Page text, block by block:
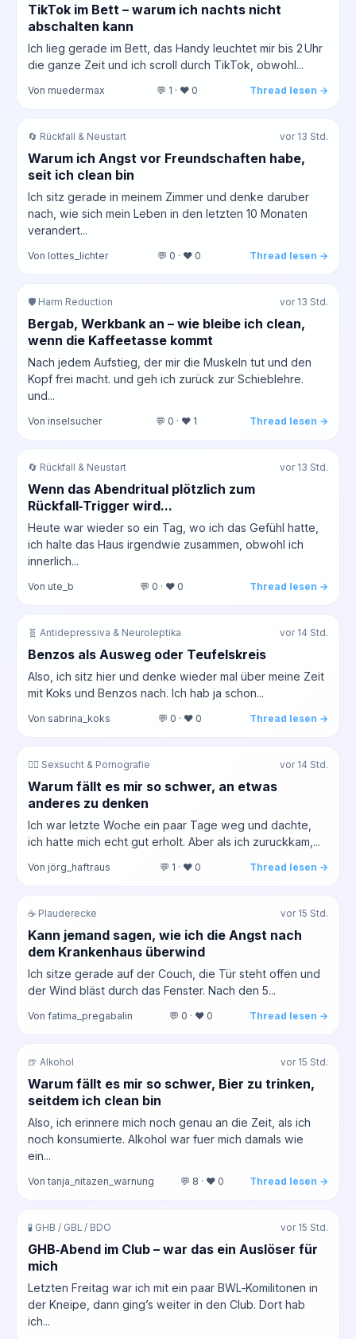
TikTok im Bett – warum ich nachts nicht
abschalten kann
Ich lieg gerade im Bett, das Handy leuchtet mir bis 2 Uhr
die ganze Zeit und ich scroll durch TikTok, obwohl...
Von muedermax 💬 1 · ❤️ 0 Thread lesen →
🔄 Rückfall & Neustart vor 13 Std.
Warum ich Angst vor Freundschaften habe,
seit ich clean bin
Ich sitz gerade in meinem Zimmer und denke daruber
nach, wie sich mein Leben in den letzten 10 Monaten
verandert...
Von lottes_lichter 💬 0 · ❤️ 0 Thread lesen →
🛡️ Harm Reduction vor 13 Std.
Bergab, Werkbank an – wie bleibe ich clean,
wenn die Kaffeetasse kommt
Nach jedem Aufstieg, der mir die Muskeln tut und den
Kopf frei macht. und geh ich zurück zur Schieblehre.
und...
Von inselsucher 💬 0 · ❤️ 1 Thread lesen →
🔄 Rückfall & Neustart vor 13 Std.
Wenn das Abendritual plötzlich zum
Rückfall‑Trigger wird...
Heute war wieder so ein Tag, wo ich das Gefühl hatte,
ich halte das Haus irgendwie zusammen, obwohl ich
innerlich...
Von ute_b 💬 0 · ❤️ 0 Thread lesen →
🧬 Antidepressiva & Neuroleptika vor 14 Std.
Benzos als Ausweg oder Teufelskreis
Also, ich sitz hier und denke wieder mal über meine Zeit
mit Koks und Benzos nach. Ich hab ja schon...
Von sabrina_koks 💬 0 · ❤️ 0 Thread lesen →
❤️‍🔥 Sexsucht & Pornografie vor 14 Std.
Warum fällt es mir so schwer, an etwas
anderes zu denken
Ich war letzte Woche ein paar Tage weg und dachte,
ich hatte mich echt gut erholt. Aber als ich zuruckkam,...
Von jörg_haftraus 💬 1 · ❤️ 0 Thread lesen →
☕ Plauderecke vor 15 Std.
Kann jemand sagen, wie ich die Angst nach
dem Krankenhaus überwind
Ich sitze gerade auf der Couch, die Tür steht offen und
der Wind bläst durch das Fenster. Nach den 5...
Von fatima_pregabalin 💬 0 · ❤️ 0 Thread lesen →
🍺 Alkohol vor 15 Std.
Warum fällt es mir so schwer, Bier zu trinken,
seitdem ich clean bin
Also, ich erinnere mich noch genau an die Zeit, als ich
noch konsumierte. Alkohol war fuer mich damals wie
ein...
Von tanja_nitazen_warnung 💬 8 · ❤️ 0 Thread lesen →
🧪 GHB / GBL / BDO vor 15 Std.
GHB‑Abend im Club – war das ein Auslöser für
mich
Letzten Freitag war ich mit ein paar BWL‑Komilitonen in
der Kneipe, dann ging’s weiter in den Club. Dort hab
ich...